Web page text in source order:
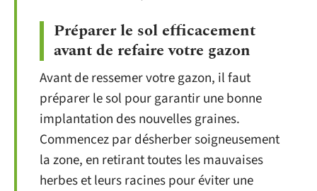
Préparer le sol efficacement
avant de refaire votre gazon
Avant de ressemer votre gazon, il faut
préparer le sol pour garantir une bonne
implantation des nouvelles graines.
Commencez par désherber soigneusement
la zone, en retirant toutes les mauvaises
herbes et leurs racines pour éviter une